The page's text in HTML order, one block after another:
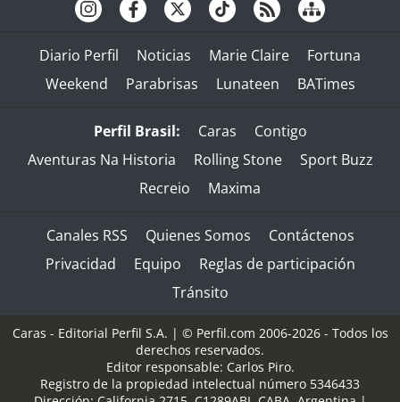
Diario Perfil Noticias Marie Claire
Fortuna
Weekend
Parabrisas Lunateen BATimes
Perfil Brasil: Caras
Contigo
Aventuras Na Historia
Rolling Stone
Sport Buzz
Recreio
Maxima
Canales RSS Quienes Somos
Contáctenos
Privacidad
Equipo
Reglas de participación
Tránsito
Caras - Editorial Perfil S.A. | © Perfil.com 2006-2026 - Todos los
derechos reservados.
Editor responsable: Carlos Piro.
Registro de la propiedad intelectual número 5346433